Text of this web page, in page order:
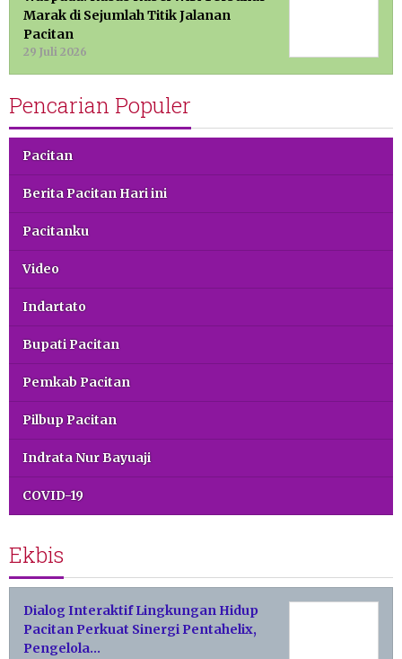
Marak di Sejumlah Titik Jalanan
Pacitan
29 Juli 2026
Pencarian Populer
Pacitan
Berita Pacitan Hari ini
Pacitanku
Video
Indartato
Bupati Pacitan
Pemkab Pacitan
Pilbup Pacitan
Indrata Nur Bayuaji
COVID-19
Ekbis
Dialog Interaktif Lingkungan Hidup
Pacitan Perkuat Sinergi Pentahelix,
Pengelola…